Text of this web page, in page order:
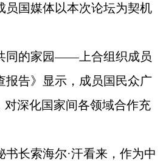
员国媒体以本次论坛为契机
同的家园——上合组织成员
报告》显示，成员国民众广
对深化国家间各领域合作充
书长索海尔·汗看来，作为中